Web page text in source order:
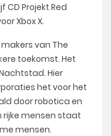
Projekt Red
Xbox X.
van The
toekomst. Het
Hier
het voor het
door robotica en
rijke mensen staat
mensen.